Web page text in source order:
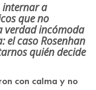
internar a
que no
verdad incómoda
el caso Rosenhan
quién decide
con calma y no